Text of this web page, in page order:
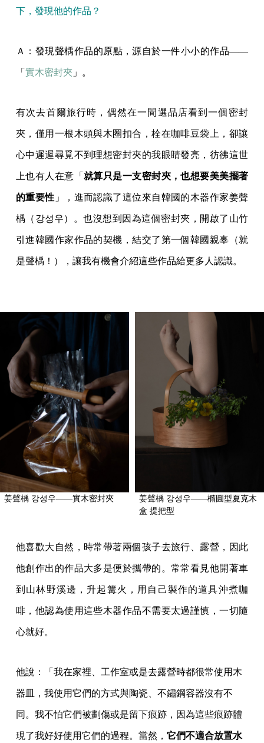
下，發現他的作品？
Ａ：發現聲楀作品的原點，源自於一件小小的作品——
「 實木密封夾 」。
有次去首爾旅行時，偶然在一間選品店看到一個密封
夾，僅用一根木頭與木圈扣合，栓在咖啡豆袋上，卻讓
心中遲遲尋覓不到理想密封夾的我眼睛發亮，彷彿這世
上也有人在意「就算只是一支密封夾，也想要美美擺著
的重要性 」，進而認識了這位來自韓國的木器作家姜聲
楀（강성우）。也沒想到因為這個密封夾，開啟了山竹
引進韓國作家作品的契機，結交了第一個韓國親辜（就
是聲楀！），讓我有機會介紹這些作品給更多人認識。
姜聲楀 강성우——實木密封夾
姜聲楀 강성우——橢圓型夏克木
盒 提把型
他喜歡大自然，時常帶著兩個孩子去旅行、露營，因此
他創作出的作品大多是便於攜帶的。常常看見他開著車
到山林野溪邊，升起篝火，用自己製作的道具沖煮咖
啡，他認為使用這些木器作品不需要太過謹慎，一切隨
心就好。
他說：「我在家裡、工作室或是去露營時都很常使用木
器皿，我使用它們的方式與陶瓷、不鏽鋼容器沒有不
同。我不怕它們被劃傷或是留下痕跡，因為這些痕跡體
現了我好好使用它們的過程。當然， 它們不適合放置水